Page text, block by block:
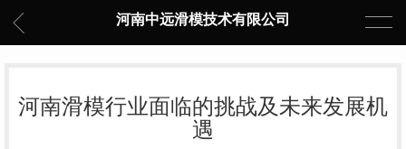
河南中远滑模技术有限公司
河南滑模行业面临的挑战及未来发展机
遇